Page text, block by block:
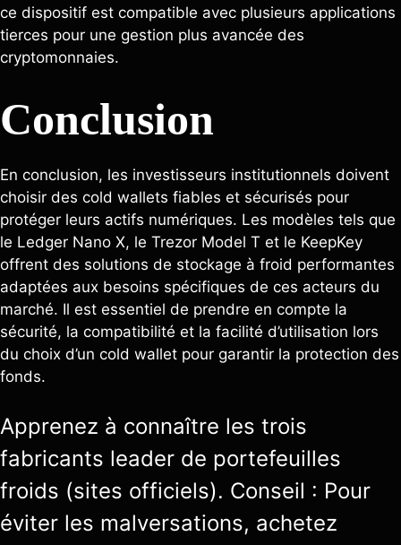
ce dispositif est compatible avec plusieurs applications
tierces pour une gestion plus avancée des
cryptomonnaies.
Conclusion
En conclusion, les investisseurs institutionnels doivent
choisir des cold wallets fiables et sécurisés pour
protéger leurs actifs numériques. Les modèles tels que
le Ledger Nano X, le Trezor Model T et le KeepKey
offrent des solutions de stockage à froid performantes
adaptées aux besoins spécifiques de ces acteurs du
marché. Il est essentiel de prendre en compte la
sécurité, la compatibilité et la facilité d’utilisation lors
du choix d’un cold wallet pour garantir la protection des
fonds.
Apprenez à connaître les trois
fabricants leader de portefeuilles
froids (sites officiels). Conseil : Pour
éviter les malversations, achetez